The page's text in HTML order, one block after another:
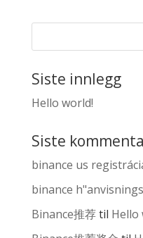
Siste innlegg
Hello world!
Siste
binance us
binance
Binance推荐til Hello